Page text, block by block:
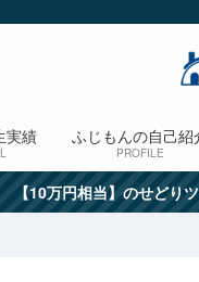
実績 ふじもんの自己紹
PROFILE
【10万円相当】のせどり